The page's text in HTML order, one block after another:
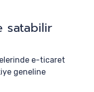
satabilir
e-ticaret
geneline